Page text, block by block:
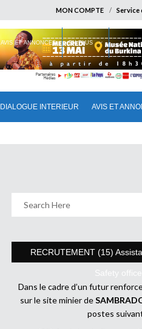
MON COMPTE Service
DIALOGUE INTERIEUR AVIS ET
AVIS ET ANNONCES EN PLUS
RECRUTEMENT (15)
Safety
Dans le cadre d’un futur
sur le site minier de
postes